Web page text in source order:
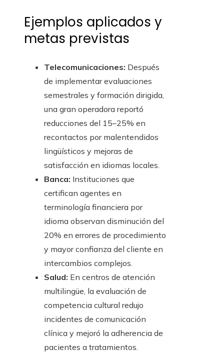
Ejemplos aplicados y
metas previstas
Telecomunicaciones: Después
de implementar evaluaciones
semestrales y formación dirigida,
una gran operadora reportó
reducciones del 15–25% en
recontactos por malentendidos
lingüísticos y mejoras de
satisfacción en idiomas locales.
Banca: Instituciones que
certifican agentes en
terminología financiera por
idioma observan disminución del
20% en errores de procedimiento
y mayor confianza del cliente en
intercambios complejos.
Salud: En centros de atención
multilingüe, la evaluación de
competencia cultural redujo
incidentes de comunicación
clínica y mejoró la adherencia de
pacientes a tratamientos.